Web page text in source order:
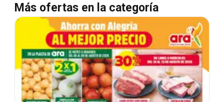
Más ofertas en la categoría